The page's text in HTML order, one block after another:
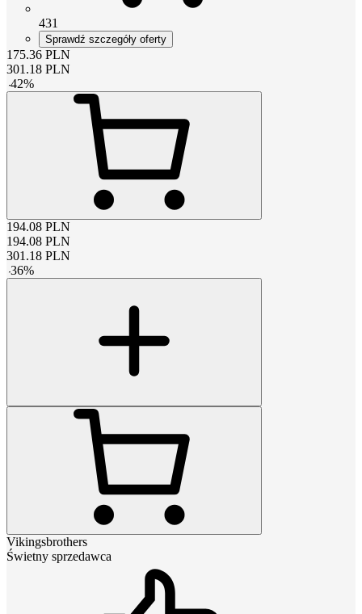
431
Sprawdź szczegóły oferty
175.36 PLN
301.18 PLN
-42%
194.08 PLN
194.08 PLN
301.18 PLN
-36%
Vikingsbrothers
Świetny sprzedawca